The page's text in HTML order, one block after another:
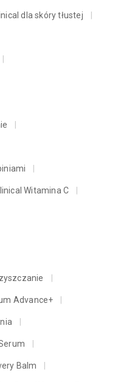
dla skóry tłustej
Witamina C
Advance+
Balm